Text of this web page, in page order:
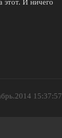
этот. И ничего
15:37:57